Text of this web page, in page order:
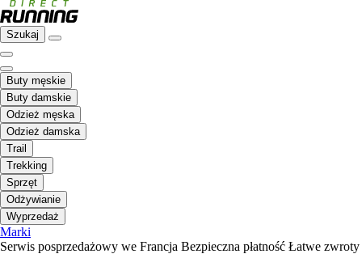
Szukaj
Buty męskie
Buty damskie
Odzież męska
Odzież damska
Trail
Trekking
Sprzęt
Odżywianie
Wyprzedaż
Marki
Serwis posprzedażowy we Francja Bezpieczna płatność Łatwe zwroty